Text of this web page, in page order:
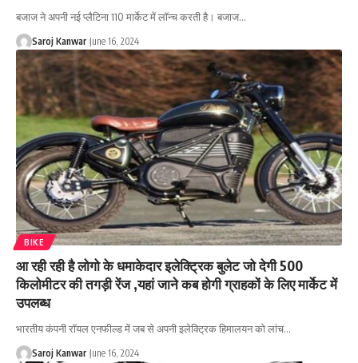
बजाज ने अपनी नई प्लैटिना 110 मार्केट में लॉन्च करती है। बजाज…
Saroj Kanwar June 16, 2024
BIKE
आ रही रही है लोगो के धमाकेदार इलेक्ट्रिक बुलेट जो देगी 500
किलोमीटर की तगड़ी रेंज ,यहां जाने कब होगी ग्राहकों के लिए मार्केट में
उपलब्ध
भारतीय कंपनी रॉयल एनफील्ड में जब से अपनी इलेक्ट्रिक हिमालयन को लांच…
Saroj Kanwar June 16, 2024